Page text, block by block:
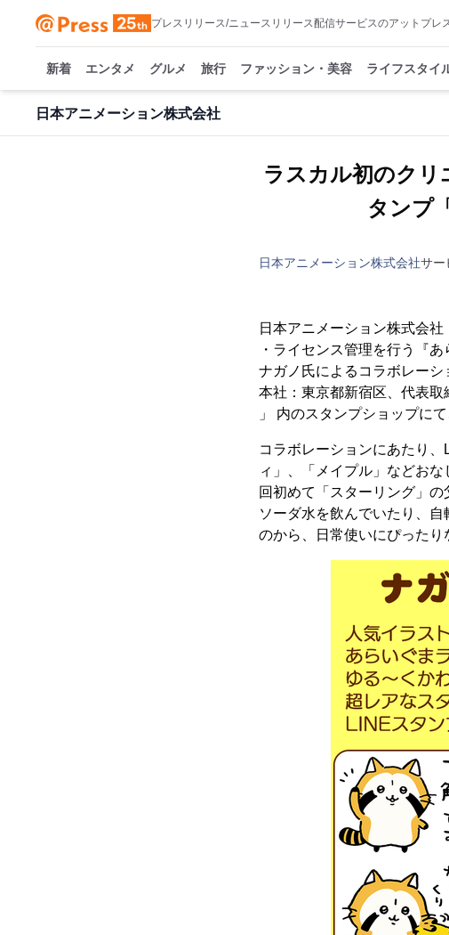
プレスリリース/ニュースリリース配信サービスのアットプレ
新着 エンタメ グルメ 旅行 ファッション・美容 ライフスタイ
日本アニメーション株式会社
ラスカル初のクリ
タンプ
日本アニメーション株式会社サー
日本アニメーション株式会
・ライセンス管理を行う『
ナガノ氏によるコラボレー
本社：東京都新宿区、代表取
」 内のスタンプショップに
コラボレーションにあたり
ィ」、「メイプル」などお
回初めて「スターリング」
ソーダ水を飲んでいたり、
のから、日常使いにぴったり